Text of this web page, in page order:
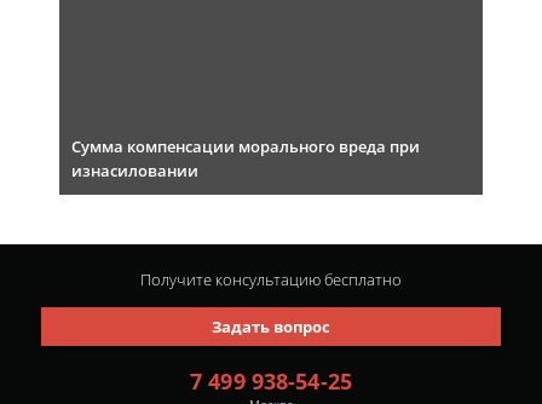
Сумма компенсации морального вреда при
изнасиловании
7 499 938-54-25
Задать вопрос
Получите консультациюбесплатно